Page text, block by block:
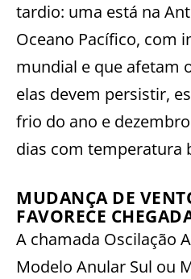
tardio: uma está na
Oceano Pacífico, com
mundial e que afetam
elas devem persistir,
frio do ano e
dias com temperatura
MUDANÇA DE
FAVORECE
A chamada Oscilação
Modelo Anular Sul ou